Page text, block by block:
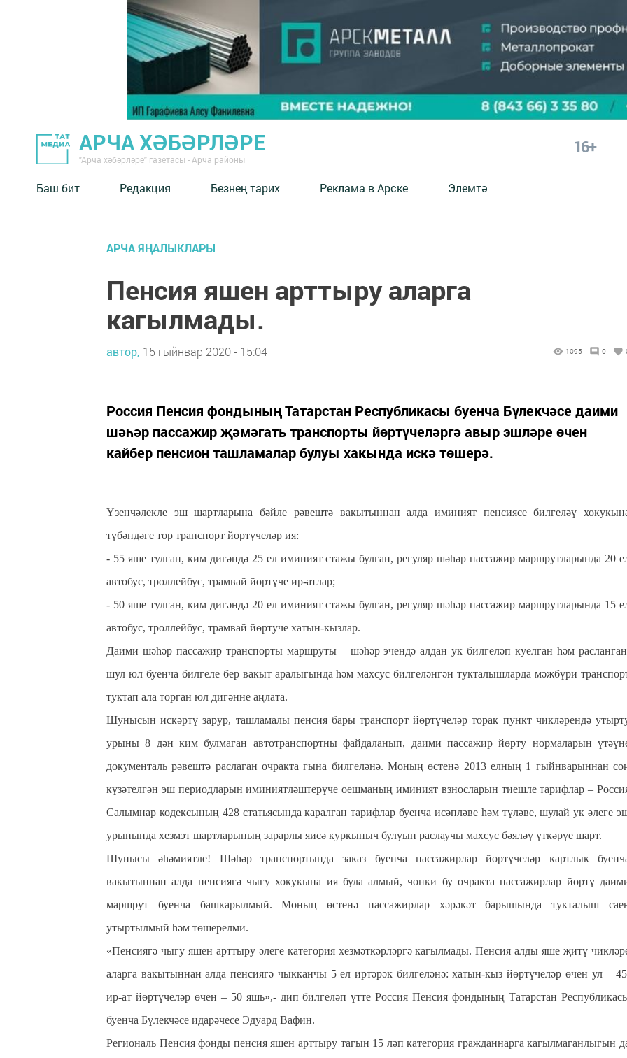
АРЧА ХӘБӘРЛӘРЕ
"Арча хәбәрләре" газетасы - Арча районы
16+
Баш бит Редакция Безнең тарих Реклама в Арске Элемтә
АРЧА ЯҢАЛЫКЛАРЫ
Пенсия яшен арттыру аларга
кагылмады.
автор, 15 гыйнвар 2020 - 15:04 1095 0
Россия Пенсия фондының Татарстан Республикасы буенча Бүлекчәсе даими
шәһәр пассажир җәмәгать транспорты йөртүчеләргә авыр эшләре өчен
кайбер пенсион ташламалар булуы хакында искә төшерә.
Үзенчәлекле эш шартларына бәйле рәвештә вакытыннан алда иминият пенсиясе билгеләү
түбәндәге төр транспорт йөртүчеләр ия:
- 55 яше тулган, ким дигәндә 25 ел иминият стажы булган, регуляр шәһәр пассажир маршрутларында 20
автобус, троллейбус, трамвай йөртүче ир-атлар;
- 50 яше тулган, ким дигәндә 20 ел иминият стажы булган, регуляр шәһәр пассажир маршрутларында 15
автобус, троллейбус, трамвай йөртуче хатын-кызлар.
Даими шәһәр пассажир транспорты маршруты – шәһәр эчендә алдан ук билгеләп куелган һәм
шул юл буенча билгеле бер вакыт аралыгында һәм махсус билгеләнгән тукталышларда мәҗбүри
туктап ала торган юл дигәнне аңлата.
Шунысын искәртү зарур, ташламалы пенсия бары транспорт йөртүчеләр торак пункт чикләрендә
урыны 8 дән ким булмаган автотранспортны файдаланып, даими пассажир йөрту нормаларын
документаль рәвештә раслаган очракта гына билгеләнә. Моның өстенә 2013 елның 1 гыйнварыннан
күзәтелгән эш периодларын иминиятләштерүче оешманың иминият взносларын тиешле тарифлар –
Салымнар кодексының 428 статьясында каралган тарифлар буенча исәпләве һәм түләве, шулай ук әлеге
урынында хезмэт шартларының зарарлы яисә куркыныч булуын раслаучы махсус бәяләү үткәрүе шарт.
Шунысы әһәмиятле! Шәһәр транспортында заказ буенча пассажирлар йөртүчеләр картлык
вакытыннан алда пенсиягә чыгу хокукына ия була алмый, чөнки бу очракта пассажирлар йөртү
маршрут буенча башкарылмый. Моның өстенә пассажирлар хәрәкәт барышында тукталыш
утыртылмый һәм төшерелми.
«Пенсиягә чыгу яшен арттыру әлеге категория хезмәткәрләргә кагылмады. Пенсия алды яше җитү
аларга вакытыннан алда пенсиягә чыкканчы 5 ел иртәрәк билгеләнә: хатын-кыз йөртүчеләр өчен ул –
ир-ат йөртүчеләр өчен – 50 яшь»,- дип билгеләп үтте Россия Пенсия фондының Татарстан
буенча Бүлекчәсе идарәчесе Эдуард Вафин.
Региональ Пенсия фонды пенсия яшен арттыру тагын 15 ләп категория гражданнарга кагылмаганлыгын